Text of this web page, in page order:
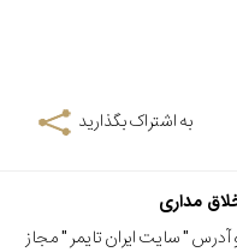
به اشتراک بگذارید
مداری
آدرس "سایت ایران تایمر " مجاز